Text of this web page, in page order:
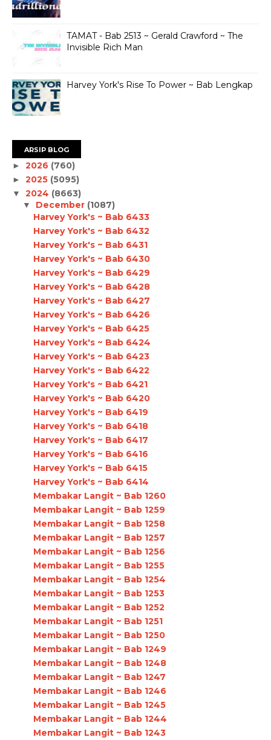
TAMAT - Bab 2513 ~ Gerald Crawford ~ The
Invisible Rich Man
Harvey York's Rise To Power ~ Bab Lengkap
ARSIP BLOG
► 2026 (760)
► 2025 (5095)
▼ 2024 (8663)
▼ December (1087)
Harvey York's ~ Bab 6433
Harvey York's ~ Bab 6432
Harvey York's ~ Bab 6431
Harvey York's ~ Bab 6430
Harvey York's ~ Bab 6429
Harvey York's ~ Bab 6428
Harvey York's ~ Bab 6427
Harvey York's ~ Bab 6426
Harvey York's ~ Bab 6425
Harvey York's ~ Bab 6424
Harvey York's ~ Bab 6423
Harvey York's ~ Bab 6422
Harvey York's ~ Bab 6421
Harvey York's ~ Bab 6420
Harvey York's ~ Bab 6419
Harvey York's ~ Bab 6418
Harvey York's ~ Bab 6417
Harvey York's ~ Bab 6416
Harvey York's ~ Bab 6415
Harvey York's ~ Bab 6414
Membakar Langit ~ Bab 1260
Membakar Langit ~ Bab 1259
Membakar Langit ~ Bab 1258
Membakar Langit ~ Bab 1257
Membakar Langit ~ Bab 1256
Membakar Langit ~ Bab 1255
Membakar Langit ~ Bab 1254
Membakar Langit ~ Bab 1253
Membakar Langit ~ Bab 1252
Membakar Langit ~ Bab 1251
Membakar Langit ~ Bab 1250
Membakar Langit ~ Bab 1249
Membakar Langit ~ Bab 1248
Membakar Langit ~ Bab 1247
Membakar Langit ~ Bab 1246
Membakar Langit ~ Bab 1245
Membakar Langit ~ Bab 1244
Membakar Langit ~ Bab 1243